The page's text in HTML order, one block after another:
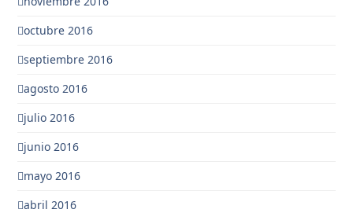
octubre 2016
septiembre 2016
agosto 2016
julio 2016
junio 2016
mayo 2016
abril 2016